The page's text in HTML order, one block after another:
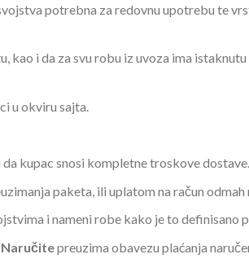
potrebna za redovnu upotrebu te
kao i da za svu robu iz uvoza ima
u okviru sajta.
kupac snosi kompletne troskove
paketa, ili uplatom na račun odmah
i nameni robe kako je to definisano
Naručitepreuzima obavezu plaćanja